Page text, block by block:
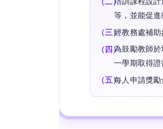
等，並能促進
經教務處補助
為鼓勵教師
一學期取得證
每人申請獎勵